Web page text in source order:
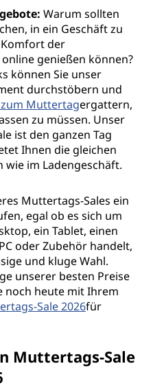
Warum sollten
in ein Geschäft zu
Komfort der
genießen können?
können Sie unser
durchstöbern und
Muttertagergattern,
zu müssen. Unser
ist den ganzen Tag
Ihnen die gleichen
wie im Ladengeschäft.
Muttertags-Sales ein
egal ob es sich um
ein Tablet, einen
oder Zubehör handelt,
und kluge Wahl.
unserer besten Preise
noch heute mit Ihrem
Sale 2026für
Muttertags-Sale